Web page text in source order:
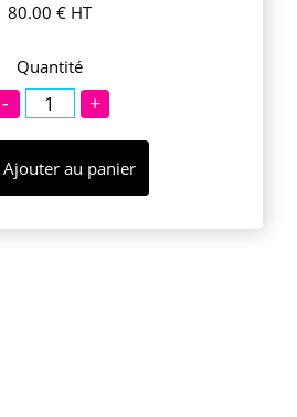
80.00 € HT
Quantité
- +
Ajouter au panier